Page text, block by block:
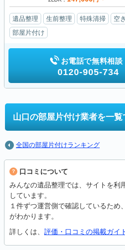
遺品整理 生前整理 特殊清掃 空
部屋片付け
お電話で無料相談
0120-905-734
山口の部屋片付け業者を一覧
全国の部屋片付けランキング
口コミについて
みんなの遺品整理では、サイトを利
しています。
１件ずつ運営側で確認しているため
がわかります。
詳しくは、 評価・口コミの掲載ガイ